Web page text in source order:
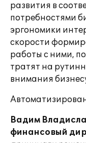
развития в
потребностями
эргономики
скорости
работы с ними,
тратят на
внимания
Вадим
финансовый